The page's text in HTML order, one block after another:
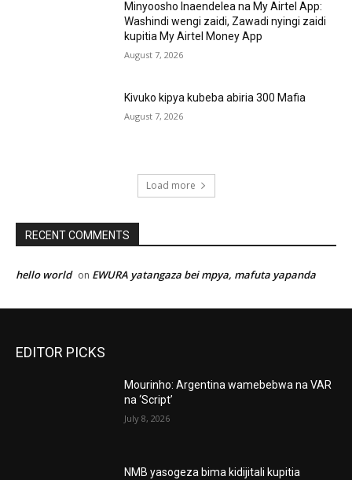
Minyoosho Inaendelea na My Airtel App:
Washindi wengi zaidi, Zawadi nyingi zaidi
kupitia My Airtel Money App
August 7, 2026
Kivuko kipya kubeba abiria 300 Mafia
August 7, 2026
Load more
RECENT COMMENTS
hello world on EWURA yatangaza bei mpya, mafuta yapanda
EDITOR PICKS
Mourinho: Argentina wamebebwa na VAR
na ‘Script’
July 8, 2026
NMB yasogeza bima kidijitali kupitia